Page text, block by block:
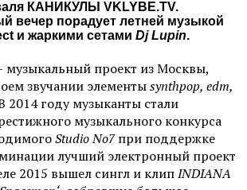
КАНИКУЛЫ VKLYBE.TV.
вечер порадует летней музыкой
и жаркими сетами Dj Lupin.
музыкальный проект из Москвы,
звучании элементыsynthpop, edm,
2014 году музыканты стали
музыкального конкурса
Studio No7при поддержке
лучший электронный проект
2015 вышел сингл и клипINDIANA